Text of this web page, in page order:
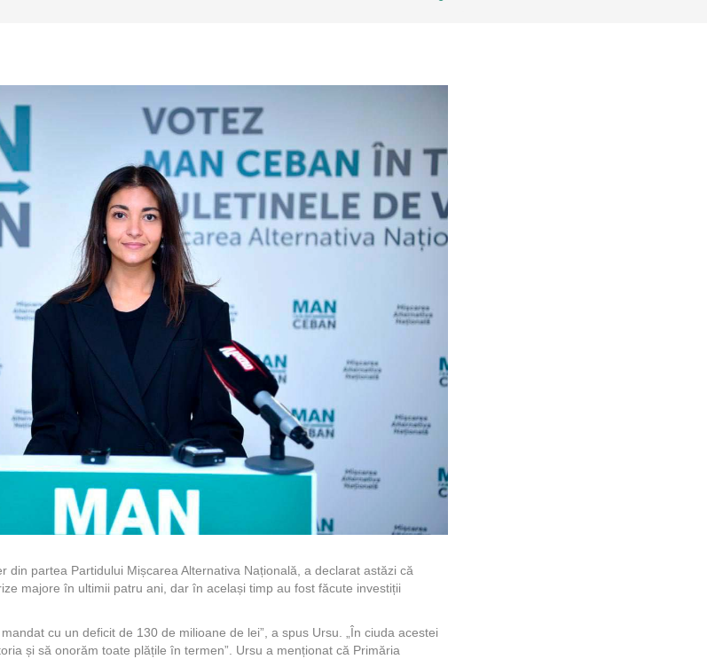
din partea Partidului Mișcarea Alternativa Națională, a declarat astăzi că
majore în ultimii patru ani, dar în același timp au fost făcute investiții
cu un deficit de 130 de milioane de lei”, a spus Ursu. „În ciuda acestei
și să onorăm toate plățile în termen”. Ursu a menționat că Primăria